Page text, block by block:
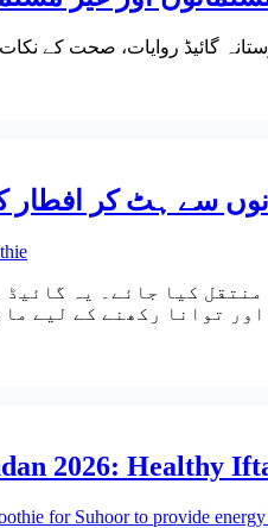
کیا جائے۔ یہ
توانا رکھنے کے لیے
2026: Healthy